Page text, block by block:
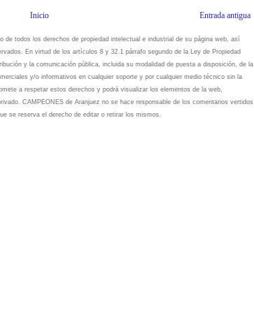
Entrada antigua
Inicio
todos los derechos de propiedad intelectual e industrial de su página web, así
En virtud de los artículos 8 y 32.1 párrafo segundo de la Ley de Propiedad
y la comunicación pública, incluida su modalidad de puesta a disposición, de la
y/o informativos en cualquier soporte y por cualquier medio técnico sin la
a respetar estos derechos y podrá visualizar los elementos de la web,
CAMPEONES de Aranjuez no se hace responsable de los comentarios vertidos
se reserva el derecho de editar o retirar los mismos.